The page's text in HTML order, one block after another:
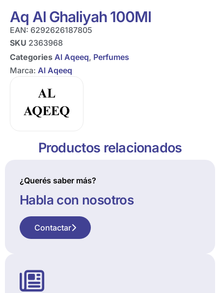
Aq Al Ghaliyah 100Ml
EAN: 6292626187805
SKU 2363968
Categories Al Aqeeq, Perfumes
Marca: Al Aqeeq
Productos relacionados
¿Querés saber más?
Habla con nosotros
Contactar